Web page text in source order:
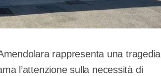
rappresenta una tragedia
l’attenzione sulla necessità di